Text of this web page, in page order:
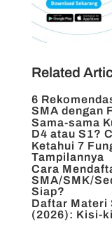
Related
6
SMA dengan
Sama-sama
D4 atau S1?
Ketahui 7
Tampilannya
Cara
SMA/SMK/
Siap?
Daftar Materi
(2026): Kisi-